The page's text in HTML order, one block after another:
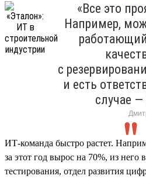
«Все это
Например,
с
и есть
случае —
ИТ-команда быстро растет.
за этот год вырос на 70%, из него
тестирования, отдел развития